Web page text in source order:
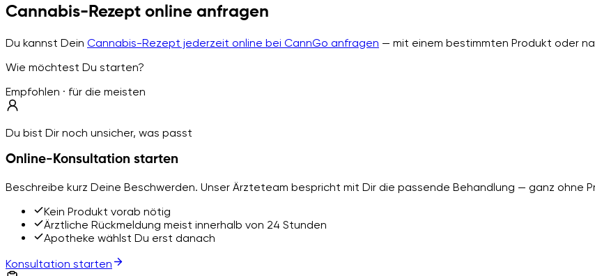
Cannabis-Rezept online anfragen
Du kannst Dein Cannabis-Rezept jederzeit online bei CannGo anfragen — mit einem bestimmten Produkt oder
Wie möchtest Du starten?
Empfohlen · für die meisten
Du bist Dir noch unsicher, was passt
Online-Konsultation starten
Beschreibe kurz Deine Beschwerden. Unser Ärzteteam bespricht mit Dir die passende Behandlung — ganz ohne
Kein Produkt vorab nötig
Ärztliche Rückmeldung meist innerhalb von 24 Stunden
Apotheke wählst Du erst danach
Konsultation starten